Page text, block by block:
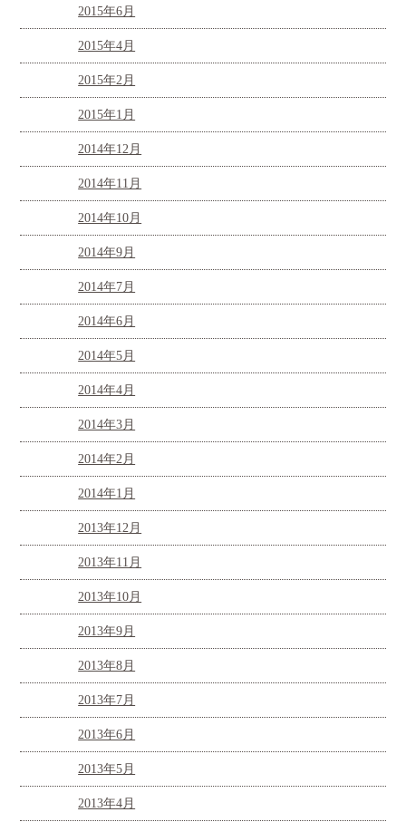
2015年6月
2015年4月
2015年2月
2015年1月
2014年12月
2014年11月
2014年10月
2014年9月
2014年7月
2014年6月
2014年5月
2014年4月
2014年3月
2014年2月
2014年1月
2013年12月
2013年11月
2013年10月
2013年9月
2013年8月
2013年7月
2013年6月
2013年5月
2013年4月